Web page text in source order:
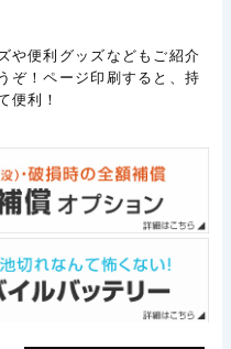
や便利グッズなどもご紹介
ぞ！ページ印刷すると、持
便利！